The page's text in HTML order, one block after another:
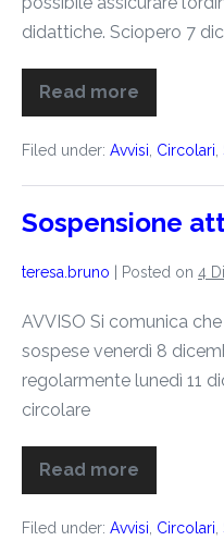
didattiche. Sciopero 7
Read more
Filed under: Avvisi Circolari
Sospensione
teresa.bruno Posted on 4
AVVISO Si comunica
sospese venerdì 8
regolarmente lunedì 11
circolare
Read more
Filed under: Avvisi Circolari